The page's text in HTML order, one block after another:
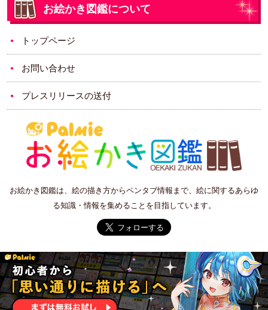
お絵かき図鑑について
トップページ
お問い合わせ
プレスリリースの送付
お絵かき図鑑は、絵の描き方からペンタブ情報まで、絵に関するあらゆ
る知識・情報を集めることを目指しています。